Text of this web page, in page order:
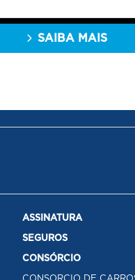
SAIBA MAIS
ASSINATURA
SEGUROS
CONSÓRCIO